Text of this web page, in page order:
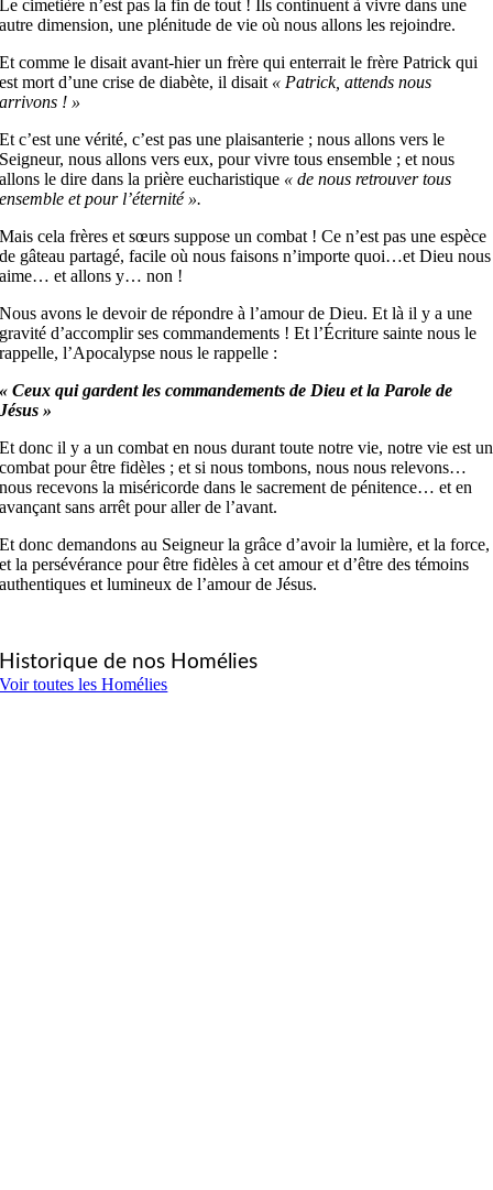
Le cimetière n’est pas la fin de tout ! Ils continuent à vivre dans une
autre dimension, une plénitude de vie où nous allons les rejoindre.
Et comme le disait avant-hier un frère qui enterrait le frère Patrick qui
est mort d’une crise de diabète, il disait « Patrick, attends nous
arrivons ! »
Et c’est une vérité, c’est pas une plaisanterie ; nous allons vers le
Seigneur, nous allons vers eux, pour vivre tous ensemble ; et nous
allons le dire dans la prière eucharistique « de nous retrouver tous
ensemble et pour l’éternité ».
Mais cela frères et sœurs suppose un combat ! Ce n’est pas une espèce
de gâteau partagé, facile où nous faisons n’importe quoi…et Dieu nous
aime… et allons y… non !
Nous avons le devoir de répondre à l’amour de Dieu. Et là il y a une
gravité d’accomplir ses commandements ! Et l’Écriture sainte nous le
rappelle, l’Apocalypse nous le rappelle :
« Ceux qui gardent les commandements de Dieu et la Parole de
Jésus »
Et donc il y a un combat en nous durant toute notre vie, notre vie est un
combat pour être fidèles ; et si nous tombons, nous nous relevons…
nous recevons la miséricorde dans le sacrement de pénitence… et en
avançant sans arrêt pour aller de l’avant.
Et donc demandons au Seigneur la grâce d’avoir la lumière, et la force,
et la persévérance pour être fidèles à cet amour et d’être des témoins
authentiques et lumineux de l’amour de Jésus.
Historique de nos Homélies
Voir toutes les Homélies